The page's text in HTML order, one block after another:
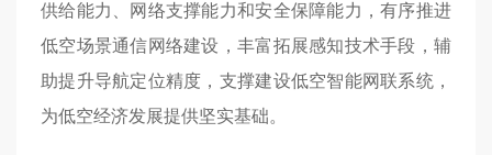
供给能力、网络支撑能力和安全保障能力，有序推进
低空场景通信网络建设，丰富拓展感知技术手段，辅
助提升导航定位精度，支撑建设低空智能网联系统，
为低空经济发展提供坚实基础。